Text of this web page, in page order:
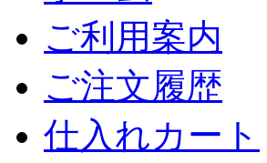
ご利用案内
ご注文履歴
仕入れカート